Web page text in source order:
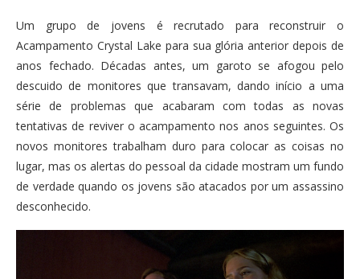
Um grupo de jovens é recrutado para reconstruir o
Acampamento Crystal Lake para sua glória anterior depois de
anos fechado. Décadas antes, um garoto se afogou pelo
descuido de monitores que transavam, dando início a uma
série de problemas que acabaram com todas as novas
tentativas de reviver o acampamento nos anos seguintes. Os
novos monitores trabalham duro para colocar as coisas no
lugar, mas os alertas do pessoal da cidade mostram um fundo
de verdade quando os jovens são atacados por um assassino
desconhecido.